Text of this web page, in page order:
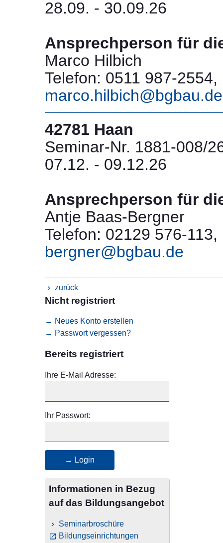
28.09. - 30.09.26
Ansprechperson für
Marco Hilbich
Telefon: 0511 987-2554,
marco.hilbich@bgbau.de
42781 Haan
Seminar-Nr. 1881-008/
07.12. - 09.12.26
Ansprechperson für
Antje Baas-Bergner
Telefon: 02129 576-
bergner@bgbau.de
zurück
Nicht registriert
→ Neues Konto erstellen
→ Passwort vergessen?
Bereits registriert
Ihre E-Mail Adresse:
Ihr Passwort:
→ Login
Informationen in Bezug
auf das Bildungsangebot
Seminarbroschüre
Bildungseinrichtungen